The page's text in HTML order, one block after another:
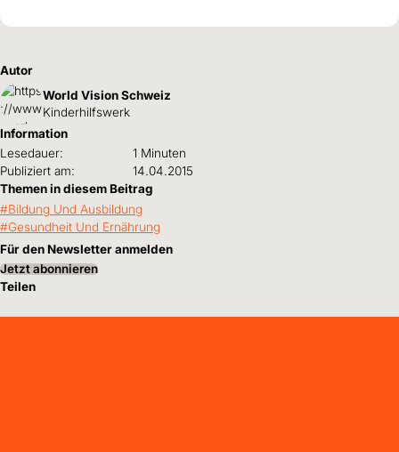
Autor
World Vision Schweiz
Kinderhilfswerk
Information
Lesedauer:
1 Minuten
Publiziert am:
14.04.2015
Themen in diesem Beitrag
Bildung Und Ausbildung
Gesundheit Und Ernährung
Für den Newsletter anmelden
Jetzt abonnieren
Teilen